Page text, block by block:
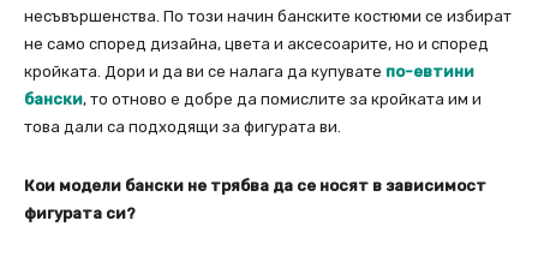
несъвършенства. По този начин банските костюми се избират
не само според дизайна, цвета и аксесоарите, но и според
кройката. Дори и да ви се налага да купувате по-евтини
бански, то отново е добре да помислите за кройката им и
това дали са подходящи за фигурата ви.
Кои модели бански не трябва да се носят в зависимост
фигурата си?